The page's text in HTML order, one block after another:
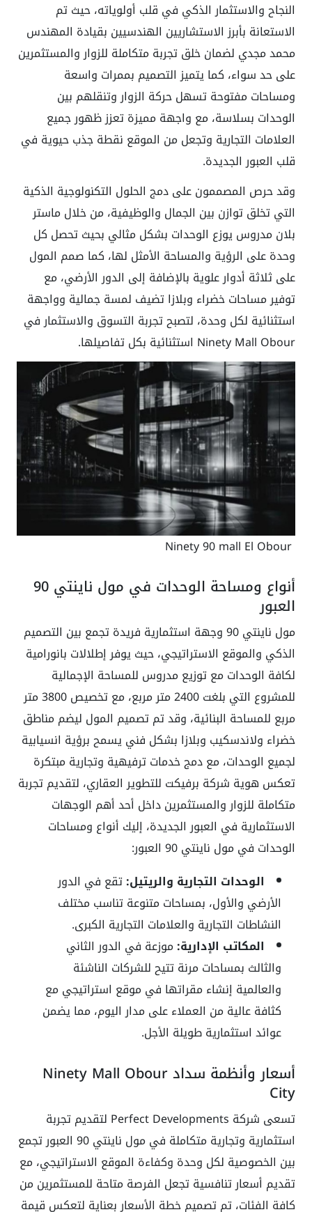
النجاح والاستثمار الذكي في قلب أولوياته، حيث تم
الاستعانة بأبرز الاستشاريين الهندسيين بقيادة المهندس
محمد مجدي لضمان خلق تجربة متكاملة للزوار والمستثمرين
على حد سواء، كما يتميز التصميم بممرات واسعة
ومساحات مفتوحة تسهل حركة الزوار وتنقلهم بين
الوحدات بسلاسة، مع واجهة مميزة تعزز ظهور جميع
العلامات التجارية وتجعل من الموقع نقطة جذب حيوية في
قلب العبور الجديدة.
وقد حرص المصممون على دمج الحلول التكنولوجية الذكية
التي تخلق توازن بين الجمال والوظيفية، من خلال ماستر
بلان مدروس يوزع الوحدات بشكل مثالي بحيث تحصل كل
وحدة على الرؤية والمساحة الأمثل لها، كما صمم المول
على ثلاثة أدوار علوية بالإضافة إلى الدور الأرضي، مع
توفير مساحات خضراء وبلازا تضيف لمسة جمالية وواجهة
استثنائية لكل وحدة، لتصبح تجربة التسوق والاستثمار في
Ninety Mall Obour استثنائية بكل تفاصيلها.
أنواع ومساحة الوحدات في مول ناينتي 90
العبور
مول ناينتي 90 وجهة استثمارية فريدة تجمع بين التصميم
الذكي والموقع الاستراتيجي، حيث يوفر إطلالات بانورامية
لكافة الوحدات مع توزيع مدروس للمساحة الإجمالية
للمشروع التي بلغت 2400 متر مربع، مع تخصيص 3800 متر
مربع للمساحة البنائية، وقد تم تصميم المول ليضم مناطق
خضراء ولاندسكيب وبلازا بشكل فني يسمح برؤية انسيابية
لجميع الوحدات، مع دمج خدمات ترفيهية وتجارية مبتكرة
تعكس هوية شركة برفيكت للتطوير العقاري، لتقديم تجربة
متكاملة للزوار والمستثمرين داخل أحد أهم الوجهات
الاستثمارية في العبور الجديدة، إليك أنواع ومساحات
الوحدات في مول ناينتي 90 العبور:
الوحدات التجارية والريتيل:تقع في الدور
الأرضي والأول، بمساحات متنوعة تناسب مختلف
النشاطات التجارية والعلامات التجارية الكبرى.
المكاتب الإدارية: موزعة في الدور الثاني
والثالث بمساحات مرنة تتيح للشركات الناشئة
والعالمية إنشاء مقراتها في موقع استراتيجي مع
كثافة عالية من العملاء على مدار اليوم، مما يضمن
عوائد استثمارية طويلة الأجل.
أسعار وأنظمة سداد Ninety Mall Obour
City
تسعى شركة Perfect Developments لتقديم تجربة
استثمارية وتجارية متكاملة في مول ناينتي 90 العبور تجمع
بين الخصوصية لكل وحدة وكفاءة الموقع الاستراتيجي، مع
تقديم أسعار تنافسية تجعل الفرصة متاحة للمستثمرين من
كافة الفئات، تم تصميم خطة الأسعار بعناية لتعكس قيمة